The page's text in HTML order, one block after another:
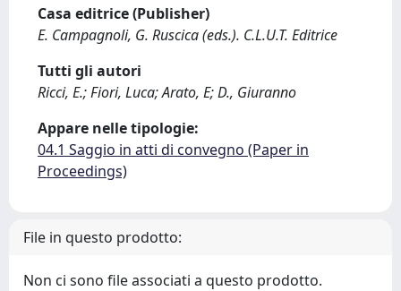
Casa editrice (Publisher)
E. Campagnoli, G. Ruscica (eds.). C.L.U.T. Editrice
Tutti gli autori
Ricci, E.; Fiori, Luca; Arato, E; D., Giuranno
Appare nelle tipologie:
04.1 Saggio in atti di convegno (Paper in
Proceedings)
File in questo prodotto:
Non ci sono file associati a questo prodotto.